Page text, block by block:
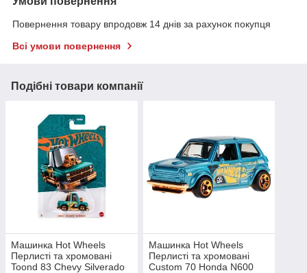
Повернення товару впродовж 14 днів за рахунок покупця
Всі умови повернення
Подібні товари компанії
Машинка Hot Wheels
Перлисті та хромовані
Toond 83 Chevy Silverado
Машинка Hot Wheels
Перлисті та хромовані
Custom 70 Honda N600